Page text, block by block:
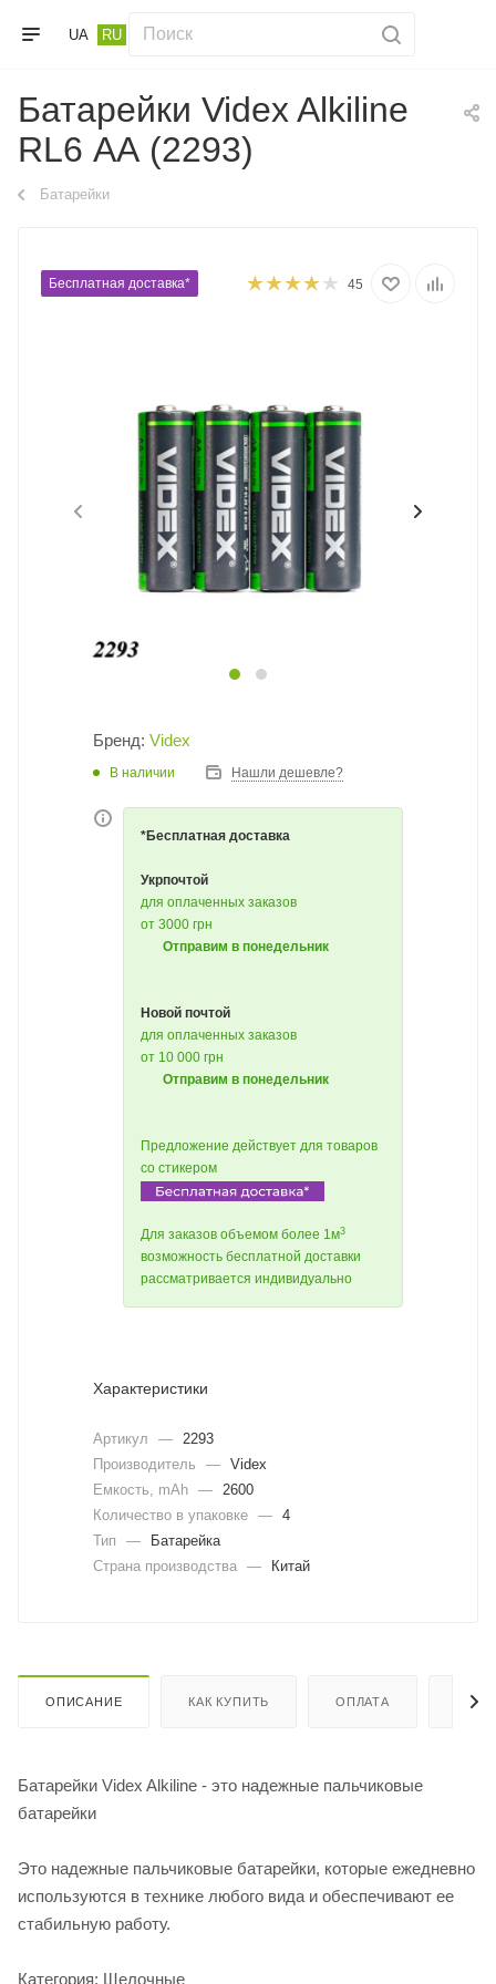
UA RU
Батарейки Videx Alkiline
RL6 АА (2293)
Батарейки
Бесплатная доставка* 45
Бренд: Videx
В наличии Нашли дешевле?
*Бесплатная доставка
Укрпочтой
для оплаченных заказов
от 3000 грн
Отправим в понедельник
Новой почтой
для оплаченных заказов
от 10 000 грн
Отправим в понедельник
Предложение действует для товаров
со стикером
Для заказов объемом более 1м3
возможность бесплатной доставки
рассматривается индивидуально
Характеристики
Артикул —
2293
Производитель
— Videx
Емкость, mAh —
2600
Количество в упаковке — 4
Тип
—
Батарейка
Страна производства — Китай
ОПИСАНИЕ КАК КУПИТЬ ОПЛАТА
Батарейки Videx Alkiline - это надежные пальчиковые
батарейки
Это надежные пальчиковые батарейки, которые ежедневно
используются в технике любого вида и обеспечивают ее
стабильную работу.
Категория: Щелочные